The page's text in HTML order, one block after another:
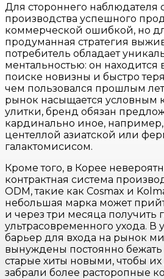
Для стороннего наблюдателя
производства успешного
коммерческой ошибкой, но
продуманная стратегия
потребитель обладает
ментальностью: он находится
поиске новизны и быстро
чем пользовался прошлым
рынок насыщается условным
улитки, бренд обязан
кардинально иное, например,
центеллой азиатской или
галактомисисом.
Кроме того, в Корее
контрактная система
ODM, такие как Cosmax и
небольшая марка может
и через три месяца получить
ультрасовременного ухода. В
барьер для входа на рынок
вынуждены постоянно
старые хиты новыми, чтобы
забрали более расторопные